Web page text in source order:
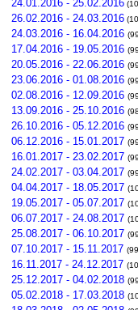
24.01.2016 - 25.02.2016
26.02.2016 - 24.03.2016
24.03.2016 - 16.04.2016
17.04.2016 - 19.05.2016
20.05.2016 - 22.06.2016
23.06.2016 - 01.08.2016
02.08.2016 - 12.09.2016
13.09.2016 - 25.10.2016
26.10.2016 - 05.12.2016
06.12.2016 - 15.01.2017
16.01.2017 - 23.02.2017
24.02.2017 - 03.04.2017
04.04.2017 - 18.05.2017
19.05.2017 - 05.07.2017
06.07.2017 - 24.08.2017
25.08.2017 - 06.10.2017
07.10.2017 - 15.11.2017
16.11.2017 - 24.12.2017
25.12.2017 - 04.02.2018
05.02.2018 - 17.03.2018